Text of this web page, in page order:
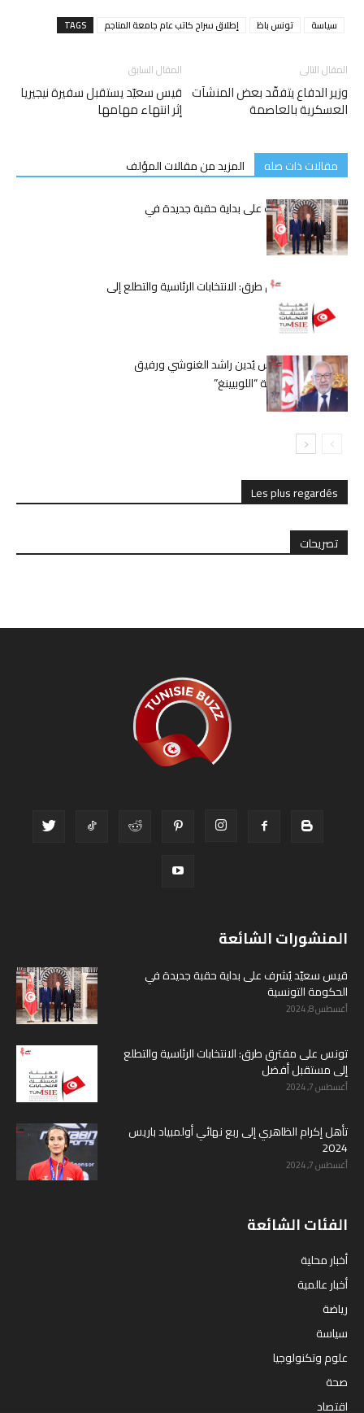
TAGS إطلاق سراح كاتب عام جامعة المناجم تونس باظ سياسة
المقال السابق
قيس سعيّد يستقبل سفيرة نيجيريا
إثر انتهاء مهامها
المقال التالى
وزير الدفاع يتفقّد بعض المنشآت
العسكرية بالعاصمة
مقالات ذات صله
المزيد من مقالات المؤلف
قيس سعيّد يُشرف على بداية حقبة جديدة في
الحكومة التونسية
تونس على مفترق طرق: الانتخابات الرئاسية والتطلع إلى
مستقبل أفضل
حكم قضائي بتونس يُدين راشد الغنوشي ورفيق
بوشلاكة في قضية “اللوبيينغ”
Les plus regardés
تصريحات
المنشورات الشائعة
قيس سعيّد يُشرف على بداية حقبة جديدة في
الحكومة التونسية
أغسطس 8, 2024
تونس على مفترق طرق: الانتخابات الرئاسية والتطلع
إلى مستقبل أفضل
أغسطس 7, 2024
تأهل إكرام الظاهري إلى ربع نهائي أولمبياد باريس
2024
أغسطس 7, 2024
الفئات الشائعة
أخبار محلية
أخبار عالمية
رياضة
سياسة
علوم وتكنولوجيا
صحة
اقتصاد